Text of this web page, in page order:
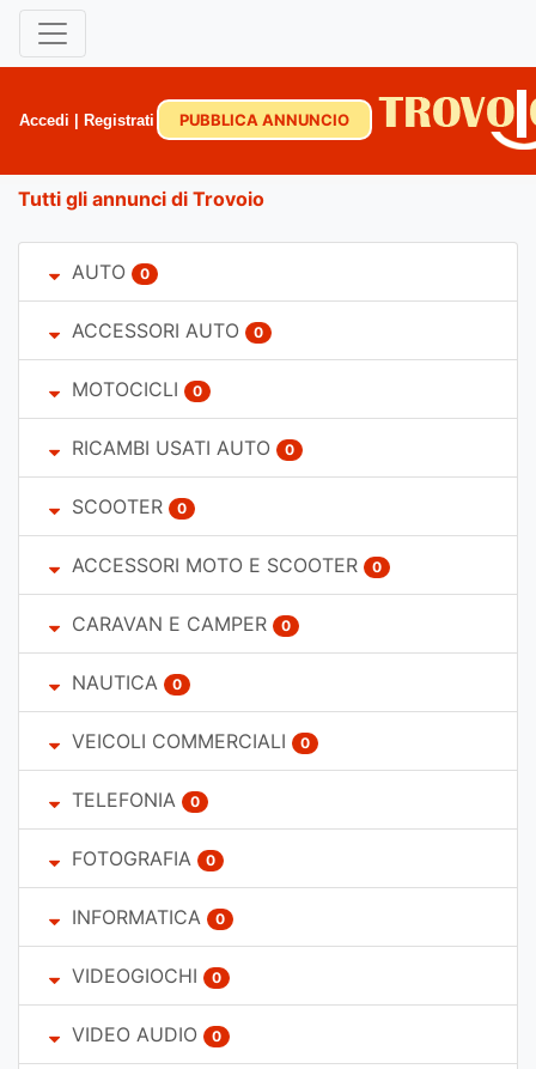
Accedi Registrati PUBBLICA ANNUNCIO
Tutti gli annunci di Trovoio
AUTO 0
ACCESSORI AUTO 0
MOTOCICLI 0
RICAMBI USATI AUTO 0
SCOOTER 0
ACCESSORI MOTO E SCOOTER 0
CARAVAN E CAMPER 0
NAUTICA 0
VEICOLI COMMERCIALI 0
TELEFONIA 0
FOTOGRAFIA 0
INFORMATICA 0
VIDEOGIOCHI 0
VIDEO AUDIO 0